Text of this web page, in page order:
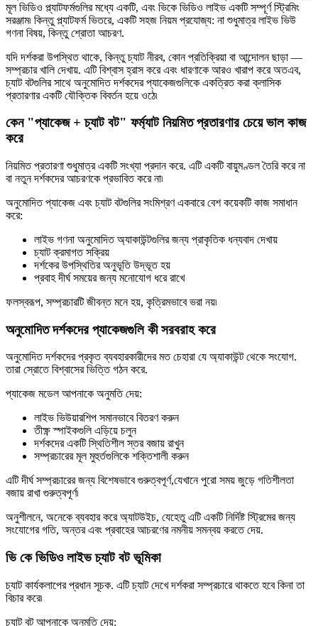
মূল ভিডিও প্ল্যাটফর্মগুলির মধ্যে একটি, এবং ভিকে ভিডিও লাইভ একটি সম্পূর্ণ স্ট্রিমিং
সরঞ্জাম৷ কিন্তু প্ল্যাটফর্ম ভিতরে, একটি সহজ নিয়ম প্রযোজ্য: না শুধুমাত্র লাইভ ভিউ
গণনা বিষয়, কিন্তু শ্রোতা আচরণ.
যদি দর্শকরা উপস্থিত থাকে, কিন্তু চ্যাট নীরব, কোন প্রতিক্রিয়া বা আন্দোলন ছাড়া —
সম্প্রচার খালি দেখায়. এটি বিশ্বাস হ্রাস করে এবং ধারণাকে আরও খারাপ করে অতএব,
চ্যাট বটগুলির সাথে অনুমোদিত দর্শকদের প্যাকেজগুলিকে একত্রিত করা ক্লাসিক
প্রতারণার একটি যৌক্তিক বিবর্তন হয়ে ওঠে৷
কেন "প্যাকেজ + চ্যাট বট" ফর্ম্যাট নিয়মিত প্রতারণার চেয়ে ভাল কাজ
করে
নিয়মিত প্রতারণা শুধুমাত্র একটি সংখ্যা প্রদান করে. এটি একটি বায়ুমণ্ডল তৈরি করে না
বা নতুন দর্শকদের আচরণকে প্রভাবিত করে না৷
অনুমোদিত প্যাকেজ এবং চ্যাট বটগুলির সংমিশ্রণ একবারে বেশ কয়েকটি কাজ সমাধান
করে:
লাইভ গণনা অনুমোদিত অ্যাকাউন্টগুলির জন্য প্রাকৃতিক ধন্যবাদ দেখায়
চ্যাট ক্রমাগত সক্রিয়
দর্শকের উপস্থিতির অনুভূতি উদ্ভূত হয়
প্রবাহ দীর্ঘ সময়ের জন্য মনোযোগ ধরে রাখে
ফলস্বরূপ, সম্প্রচারটি জীবন্ত মনে হয়, কৃত্রিমভাবে ভরা নয়৷
অনুমোদিত দর্শকদের প্যাকেজগুলি কী সরবরাহ করে
অনুমোদিত দর্শকদের প্রকৃত ব্যবহারকারীদের মত চেহারা যে অ্যাকাউন্ট থেকে সংযোগ.
তারা স্রোতে বিশ্বাসের ভিত্তি গঠন করে.
প্যাকেজ মডেল আপনাকে অনুমতি দেয়:
লাইভ ভিউয়ারশিপ সমানভাবে বিতরণ করুন
তীক্ষ্ণ স্পাইকগুলি এড়িয়ে চলুন
দর্শকদের একটি স্থিতিশীল স্তর বজায় রাখুন
সম্প্রচারের মূল মুহুর্তগুলিকে শক্তিশালী করুন
এটি দীর্ঘ সম্প্রচারের জন্য বিশেষভাবে গুরুত্বপূর্ণ,যেখানে পুরো সময় জুড়ে গতিশীলতা
বজায় রাখা গুরুত্বপূর্ণ৷
অনুশীলনে, অনেকে ব্যবহার করে অ্যাটউইচ, যেহেতু এটি একটি নির্দিষ্ট স্ট্রিমের জন্য
সংযোগের গতি, অন্তর এবং প্রবাহের আচরণের নমনীয় সমন্বয় করতে দেয়.
ভি কে ভিডিও লাইভ চ্যাট বট ভূমিকা
চ্যাট কার্যকলাপের প্রধান সূচক. এটি চ্যাট দেখে দর্শকরা সম্প্রচারে থাকতে হবে কিনা তা
বিচার করে৷
চ্যাট বট আপনাকে অনুমতি দেয়: